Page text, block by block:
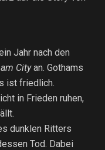
Jahr nach den
Cityan. Gothams
ist friedlich.
in Frieden ruhen,
dunklen Ritters
Tod. Dabei